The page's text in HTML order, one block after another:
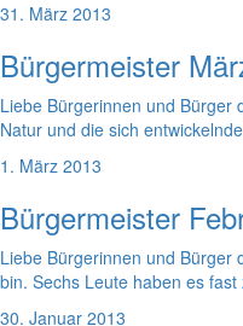
31. März 2013
Bürgermeister
Liebe Bürgerinnen und Bürger
Natur und die sich
1. März 2013
Bürgermeister
Liebe Bürgerinnen und Bürger
bin. Sechs Leute haben es
30. Januar 2013